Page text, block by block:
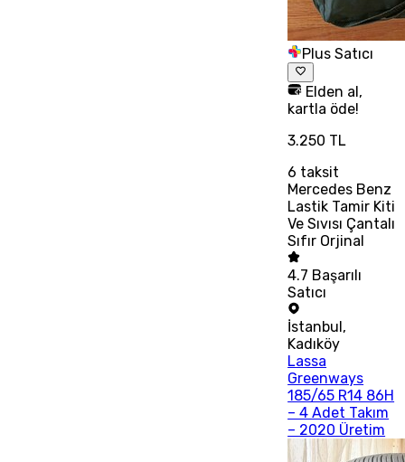
Plus Satıcı
Elden al,
kartla öde!
3.250 TL
6 taksit
Mercedes Benz
Lastik Tamir Kiti
Ve Sıvısı Çantalı
Sıfır Orjinal
4.7 Başarılı
Satıcı
İstanbul,
Kadıköy
Lassa
Greenways
185/65 R14 86H
– 4 Adet Takım
– 2020 Üretim